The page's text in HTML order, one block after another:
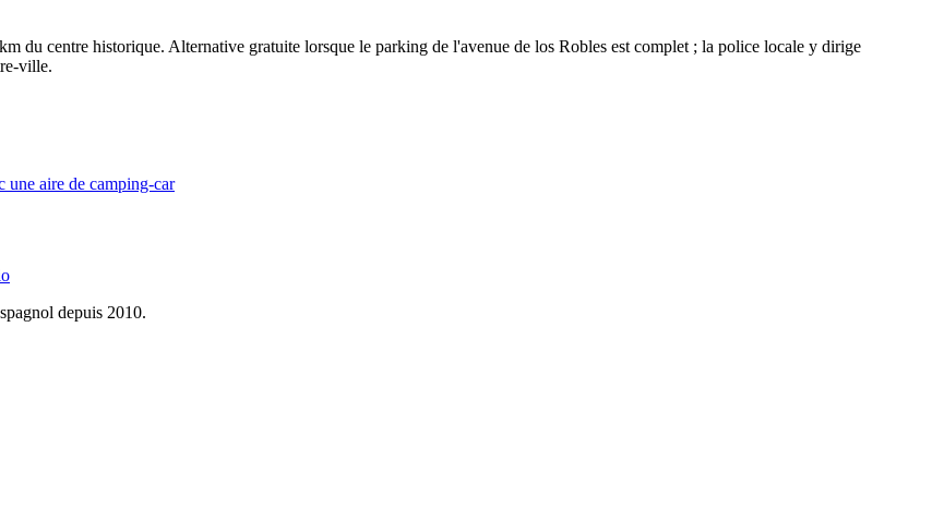
du centre historique. Alternative gratuite lorsque le parking de l'avenue de los Robles est complet ; la police locale y dirige
ville.
une aire de camping-car
depuis 2010.